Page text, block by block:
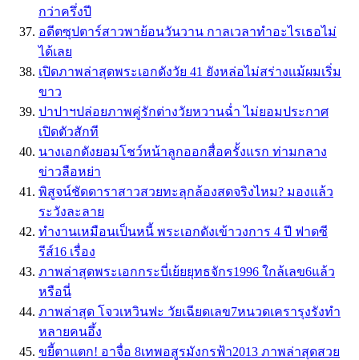
กว่าครึ่งปี
อดีตซุปตาร์สาวพาย้อนวันวาน กาลเวลาทำอะไรเธอไม่
ได้เลย
เปิดภาพล่าสุดพระเอกดังวัย 41 ยังหล่อไม่สร่างเเม้ผมเริ่ม
ขาว
ปาปาฯปล่อยภาพคู่รักต่างวัยหวานฉ่ำ ไม่ยอมประกาศ
เปิดตัวสักที
นางเอกดังยอมโชว์หน้าลูกออกสื่อครั้งแรก ท่ามกลาง
ข่าวลือหย่า
พิสูจน์ชัดดาราสาวสวยทะลุกล้องสดจริงไหม? มองแล้ว
ระวังละลาย
ทำงานเหมือนเป็นหนี้ พระเอกดังเข้าวงการ 4 ปี ฟาดซี
รีส์16 เรื่อง
ภาพล่าสุดพระเอกกระบี่เย้ยยุทธจักร1996 ใกล้เลข6แล้ว
หรือนี่
ภาพล่าสุด โจวเหวินฟะ วัยเฉียดเลข7หนวดเครารุงรังทำ
หลายคนอึ้ง
ขยี้ตาแตก! อาจื่อ 8เทพอสูรมังกรฟ้า2013 ภาพล่าสุดสวย